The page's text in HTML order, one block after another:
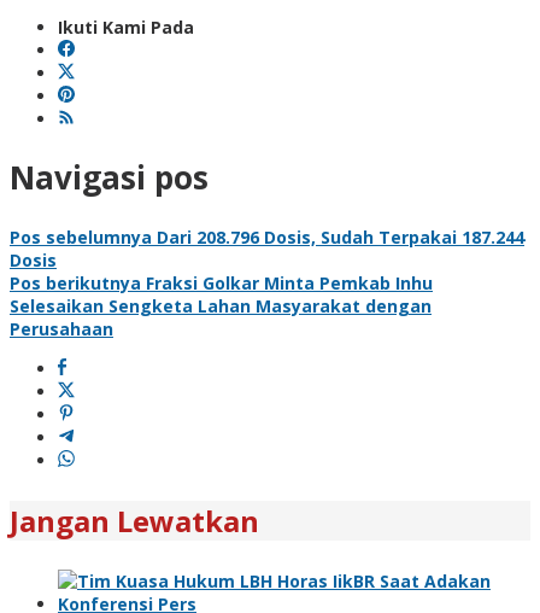
Ikuti Kami Pada
Navigasi pos
Pos sebelumnya Dari 208.796 Dosis, Sudah Terpakai 187.244
Dosis
Pos berikutnya Fraksi Golkar Minta Pemkab Inhu
Selesaikan Sengketa Lahan Masyarakat dengan
Perusahaan
Jangan Lewatkan